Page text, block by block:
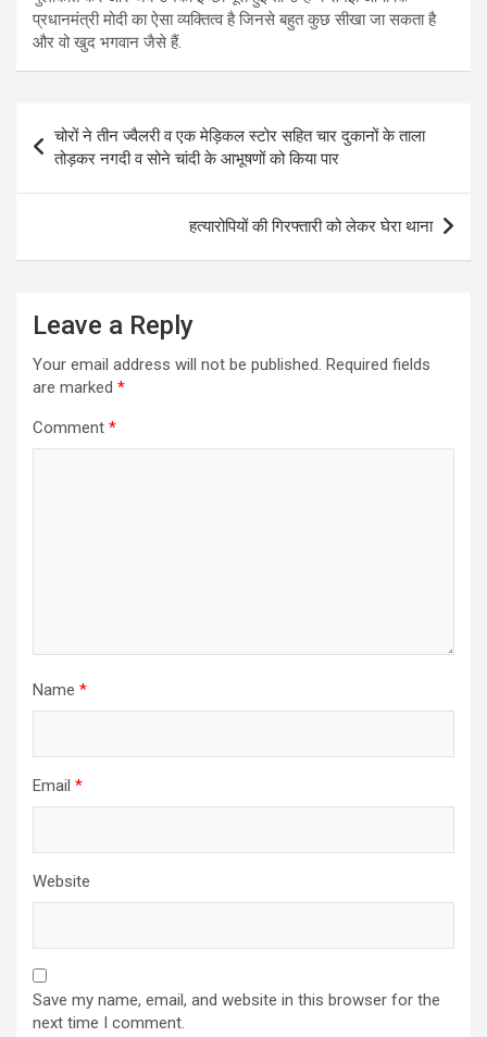
प्रधानमंत्री मोदी का ऐसा व्यक्तित्व है जिनसे बहुत कुछ सीखा जा सकता है
और वो खुद भगवान जैसे हैं.
Post
navigation
चोरों ने तीन ज्वैलरी व एक मेड़िकल स्टोर सहित चार दुकानों के ताला
तोड़कर नगदी व सोने चांदी के आभूषणों को किया पार
हत्यारोपियों की गिरफ्तारी को लेकर घेरा थाना
Leave a Reply
Your email address will not be published. Required fields
are marked *
Comment *
Name *
Email *
Website
Save my name, email, and website in this browser for the
next time I comment.